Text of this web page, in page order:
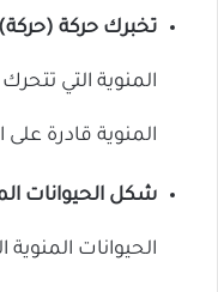
تخبرك حركة (حركة)
المنوية التي
المنوية قادرة
شكل الحيوانات
الحيوانات